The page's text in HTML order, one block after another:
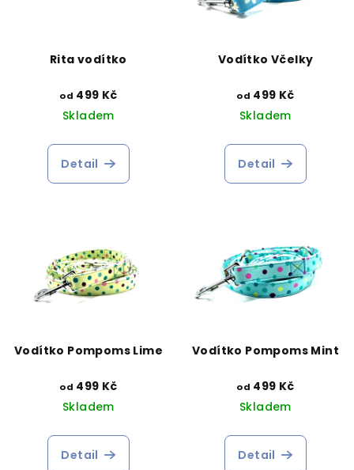
Rita vodítko
od 499 Kč
Skladem
Detail
Vodítko Včelky
od 499 Kč
Skladem
Detail
Vodítko Pompoms Lime
od 499 Kč
Skladem
Detail
Vodítko Pompoms Mint
od 499 Kč
Skladem
Detail